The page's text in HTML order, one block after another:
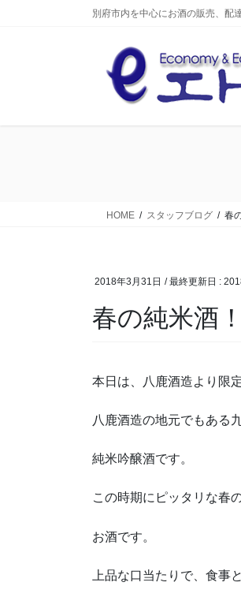
別府市内を中心にお酒の販売、配
HOME スタッフブログ 春
2018年3月31日 / 最終更新日 :
春の純米酒！
本日は、八鹿酒造より限
八鹿酒造の地元でもある
純米吟醸酒です。
この時期にピッタリな春
お酒です。
上品な口当たりで、食事